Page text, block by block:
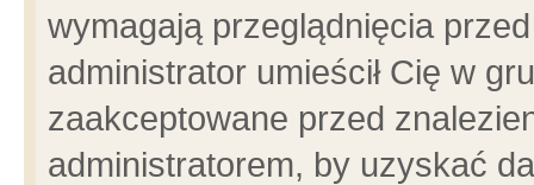
wymagają przeglądnięcia
administrator umieścił Cię w
zaakceptowane przed
administratorem, by uzyskać